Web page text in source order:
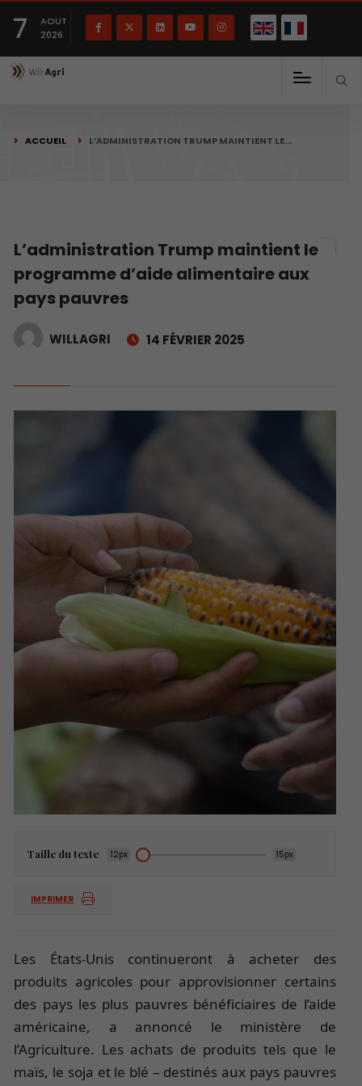
7
AOUT
2026
ACCUEIL L’ADMINISTRATION TRUMP MAINTIENT LE…
L’administration Trump maintient le
programme d’aide alimentaire aux
pays pauvres
WILLAGRI 14 FÉVRIER 2025
Taille du texte 12px 15px
IMPRIMER
Les États-Unis continueront à acheter des
produits agricoles pour approvisionner certains
des pays les plus pauvres bénéficiaires de l’aide
américaine, a annoncé le ministère de
l’Agriculture. Les achats de produits tels que le
maïs, le soja et le blé – destinés aux pays pauvres
Français English(English)